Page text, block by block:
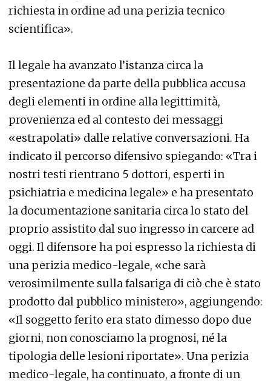
richiesta in ordine ad una perizia tecnico
scientifica».
Il legale ha avanzato l’istanza circa la
presentazione da parte della pubblica accusa
degli elementi in ordine alla legittimità,
provenienza ed al contesto dei messaggi
«estrapolati» dalle relative conversazioni. Ha
indicato il percorso difensivo spiegando: «Tra i
nostri testi rientrano 5 dottori, esperti in
psichiatria e medicina legale» e ha presentato
la documentazione sanitaria circa lo stato del
proprio assistito dal suo ingresso in carcere ad
oggi. Il difensore ha poi espresso la richiesta di
una perizia medico-legale, «che sarà
verosimilmente sulla falsariga di ciò che è stato
prodotto dal pubblico ministero», aggiungendo:
«Il soggetto ferito era stato dimesso dopo due
giorni, non conosciamo la prognosi, né la
tipologia delle lesioni riportate». Una perizia
medico-legale, ha continuato, a fronte di un